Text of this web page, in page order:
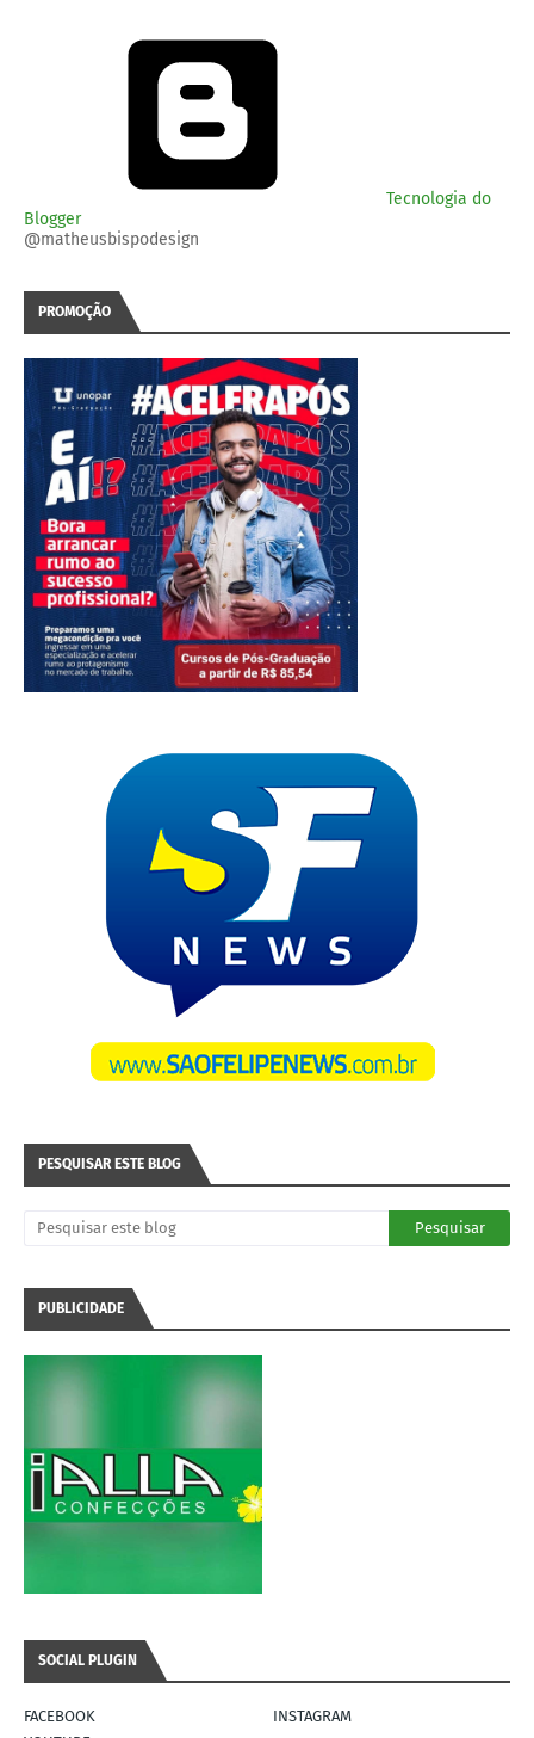
Tecnologia do
Blogger
@matheusbispodesign
PROMOÇÃO
PESQUISAR ESTE BLOG
PUBLICIDADE
SOCIAL PLUGIN
FACEBOOK
INSTAGRAM